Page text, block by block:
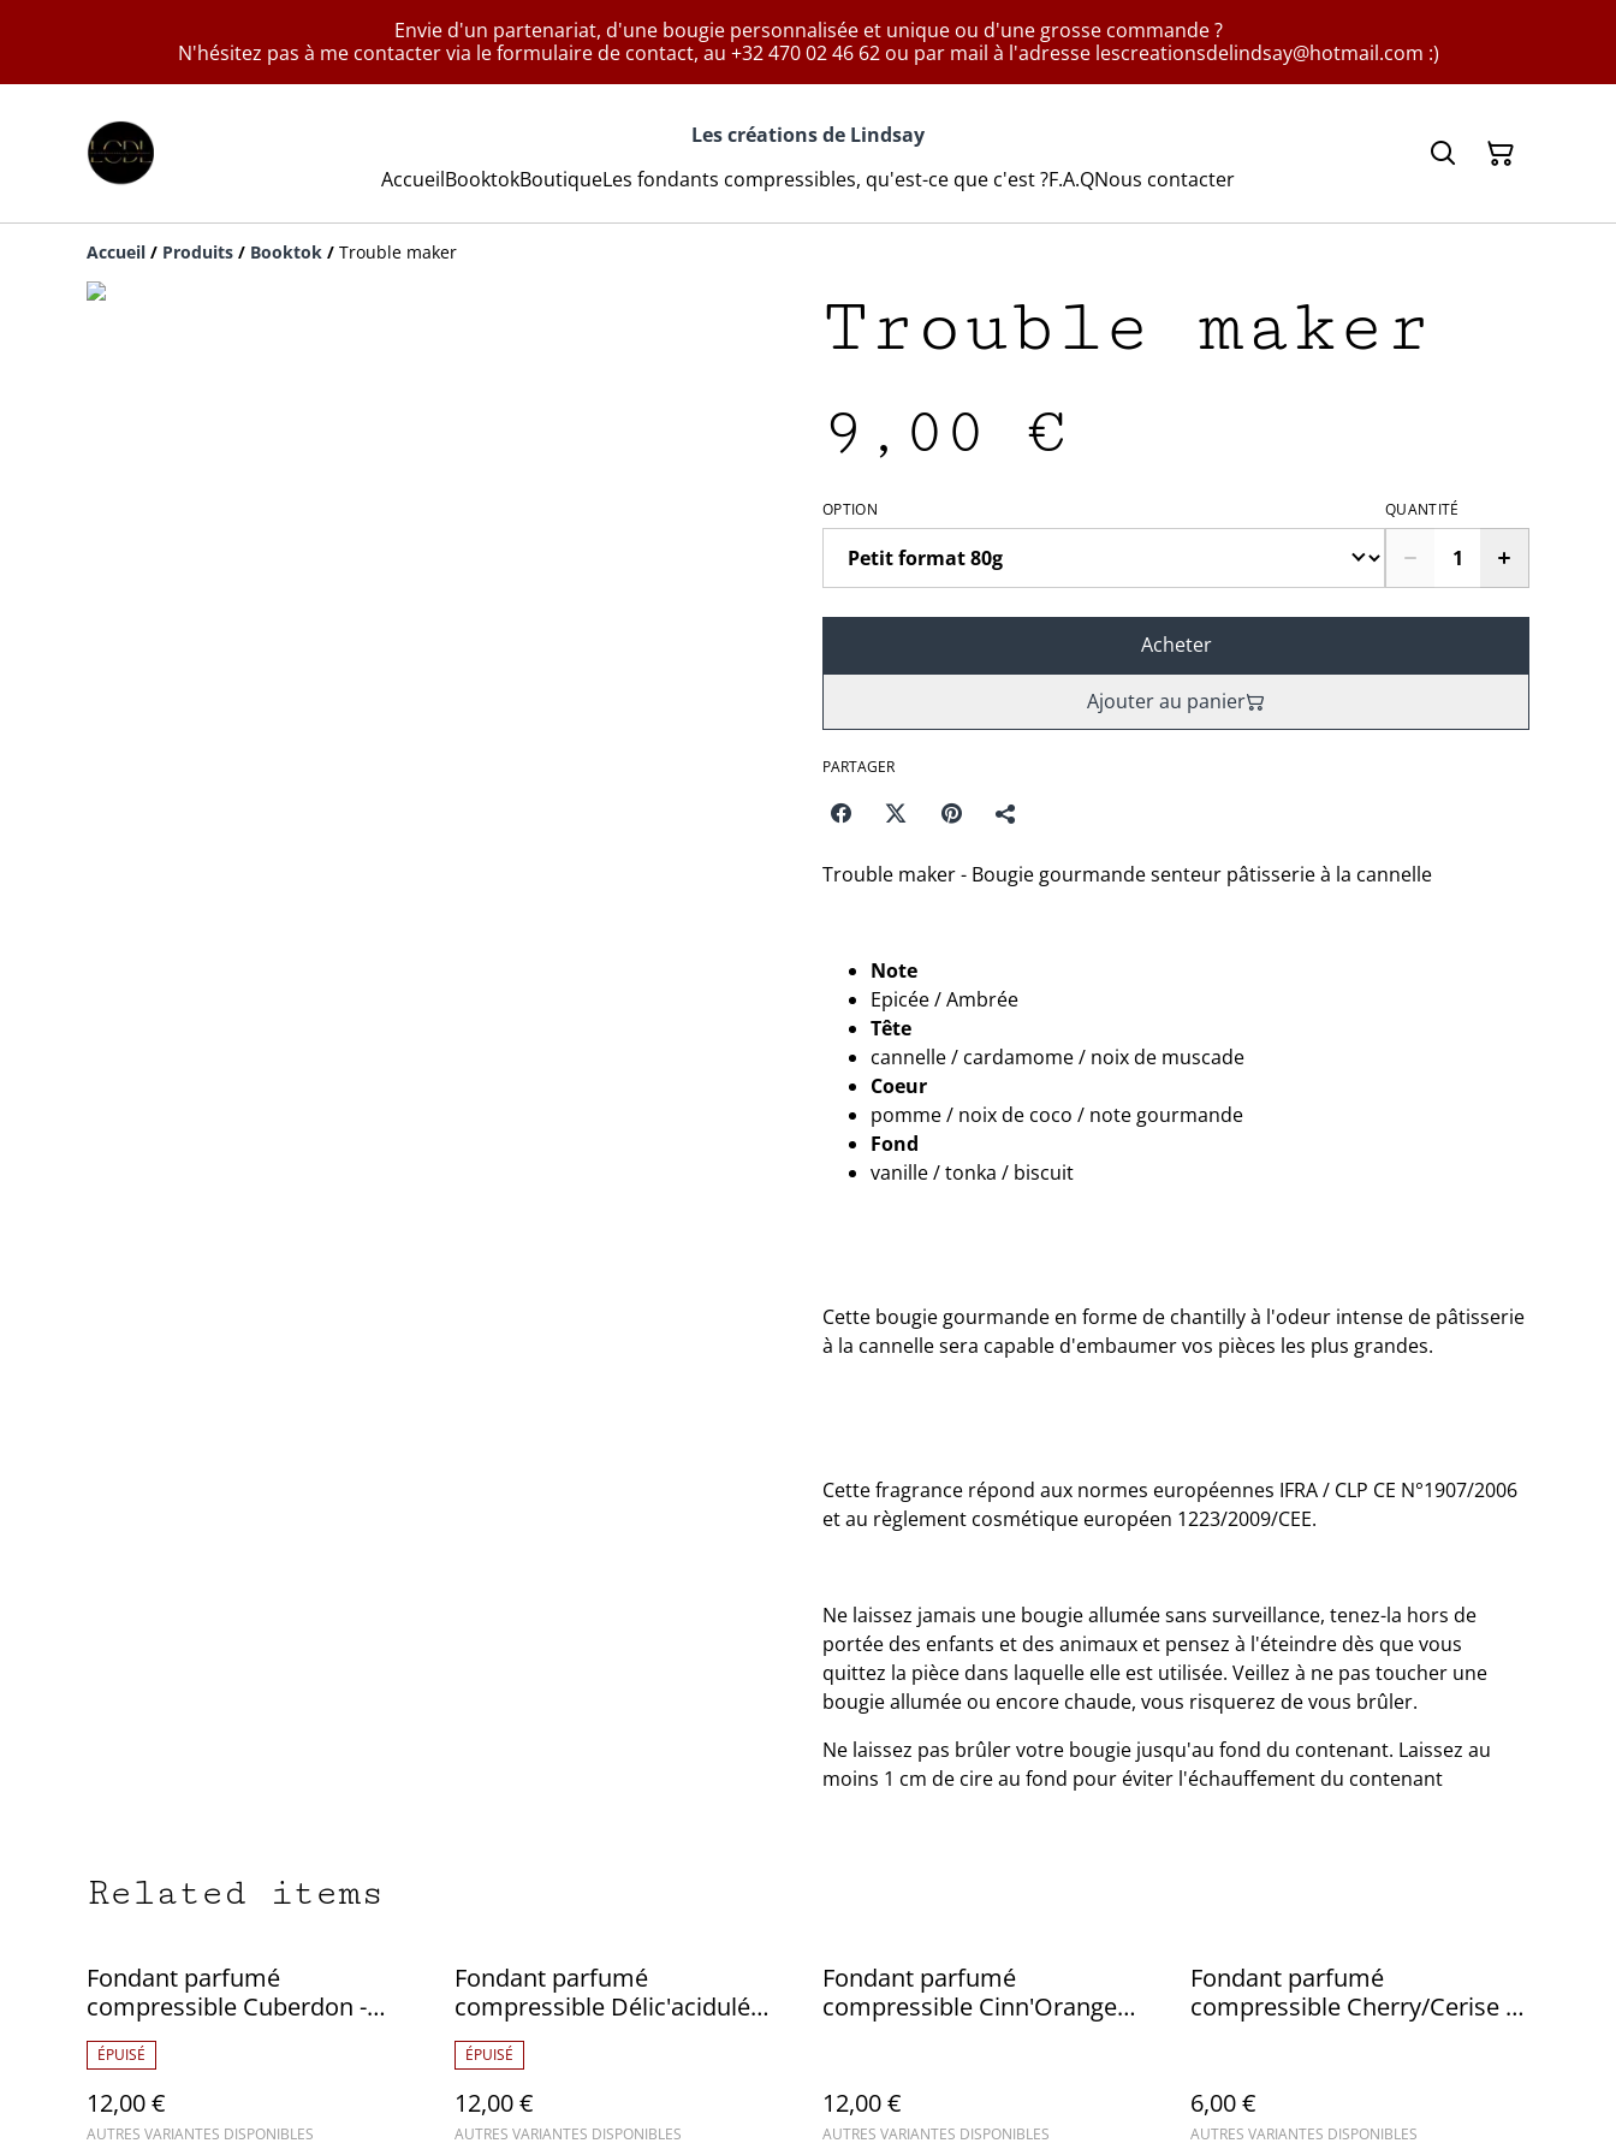
Envie d'un partenariat, d'une bougie personnalisée et unique ou d'une grosse commande ?
N'hésitez pas à me contacter via le formulaire de contact, au +32 470 02 46 62 ou par mail à l'adresse lescreationsdelindsay@hotmail.com :)
Les créations de Lindsay
AccueilBooktokBoutiqueLes fondants compressibles, qu'est-ce que c'est ?F.A.QNous contacter
Accueil / Produits / Booktok / Trouble maker
Trouble maker
9,00 €
OPTION QUANTITÉ
Acheter
Ajouter au panier
PARTAGER
Trouble maker - Bougie gourmande senteur pâtisserie à la cannelle
Note
Epicée / Ambrée
Tête
cannelle / cardamome / noix de muscade
Coeur
pomme / noix de coco / note gourmande
Fond
vanille / tonka / biscuit
Cette bougie gourmande en forme de chantilly à l'odeur intense de pâtisserie
à la cannelle sera capable d'embaumer vos pièces les plus grandes.
Cette fragrance répond aux normes européennes IFRA / CLP CE N°1907/2006
et au règlement cosmétique européen 1223/2009/CEE.
Ne laissez jamais une bougie allumée sans surveillance, tenez-la hors de
portée des enfants et des animaux et pensez à l'éteindre dès que vous
quittez la pièce dans laquelle elle est utilisée. Veillez à ne pas toucher une
bougie allumée ou encore chaude, vous risquerez de vous brûler.
Ne laissez pas brûler votre bougie jusqu'au fond du contenant. Laissez au
moins 1 cm de cire au fond pour éviter l'échauffement du contenant
Related items
Fondant parfumé
compressible Cuberdon -
Squeezable wax
ÉPUISÉ
12,00 €
AUTRES VARIANTES DISPONIBLES
Fondant parfumé
compressible Délic'acidulé
(citron meringué) - Squeezable
wax
ÉPUISÉ
12,00 €
AUTRES VARIANTES DISPONIBLES
Fondant parfumé
compressible Cinn'Orange
12,00 €
AUTRES VARIANTES DISPONIBLES
Fondant parfumé
compressible Cherry/Cerise -
6,00 €
AUTRES VARIANTES DISPONIBLES